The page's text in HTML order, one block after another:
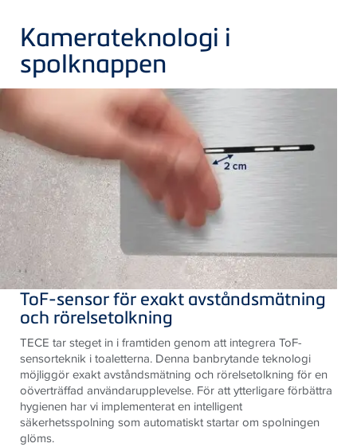
Kamerateknologi i
spolknappen
ToF-sensor för exakt avståndsmätning
och rörelsetolkning
TECE tar steget in i framtiden genom att integrera ToF-
sensorteknik i toaletterna. Denna banbrytande teknologi
möjliggör exakt avståndsmätning och rörelsetolkning för en
oöverträffad användarupplevelse. För att ytterligare förbättra
hygienen har vi implementerat en intelligent
säkerhetsspolning som automatiskt startar om spolningen
glöms.